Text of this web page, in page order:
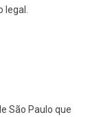
São Paulo que